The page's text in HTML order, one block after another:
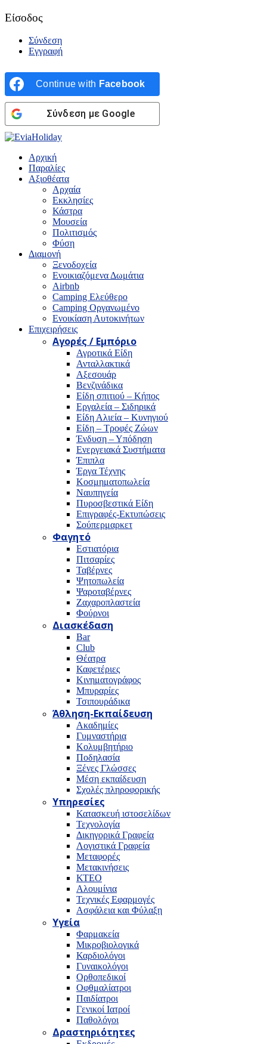
Είσοδος
Σύνδεση
Εγγραφή
Continue with Facebook
Σύνδεση με Google
Αρχική
Παραλίες
Αξιοθέατα
Αρχαία
Εκκλησίες
Κάστρα
Μουσεία
Πολιτισμός
Φύση
Διαμονή
Ξενοδοχεία
Ενοικιαζόμενα Δωμάτια
Airbnb
Camping Ελεύθερο
Camping Οργανωμένο
Ενοικίαση Αυτοκινήτων
Επιχειρήσεις
Αγορές / Εμπόριο
Αγροτικά Είδη
Ανταλλακτικά
Αξεσουάρ
Βενζινάδικα
Είδη σπιτιού – Κήπος
Εργαλεία – Σιδηρικά
Είδη Αλιεία – Κυνηγιού
Είδη – Τροφές Ζώων
Ένδυση – Υπόδηση
Ενεργειακά Συστήματα
Έπιπλα
Έργα Τέχνης
Κοσμηματοπωλεία
Ναυπηγεία
Πυροσβεστικά Είδη
Επιγραφές-Εκτυπώσεις
Σούπερμαρκετ
Φαγητό
Εστιατόρια
Πιτσαρίες
Ταβέρνες
Ψητοπωλεία
Ψαροταβέρνες
Ζαχαροπλαστεία
Φούρνοι
Διασκέδαση
Bar
Club
Θέατρα
Καφετέριες
Κινηματογράφος
Μπυραρίες
Τσιπουράδικα
Άθληση-Εκπαίδευση
Ακαδημίες
Γυμναστήρια
Κολυμβητήριο
Ποδηλασία
Ξένες Γλώσσες
Μέση εκπαίδευση
Σχολές πληροφορικής
Υπηρεσίες
Κατασκευή ιστοσελίδων
Τεχνολογία
Δικηγορικά Γραφεία
Λογιστικά Γραφεία
Μεταφορές
Μετακινήσεις
ΚΤΕΟ
Αλουμίνια
Τεχνικές Εφαρμογές
Ασφάλεια και Φύλαξη
Υγεία
Φαρμακεία
Μικροβιολογικά
Καρδιολόγοι
Γυναικολόγοι
Ορθοπεδικοί
Οφθμαλίατροι
Παιδίατροι
Γενικοί Ιατροί
Παθολόγοι
Δραστηριότητες